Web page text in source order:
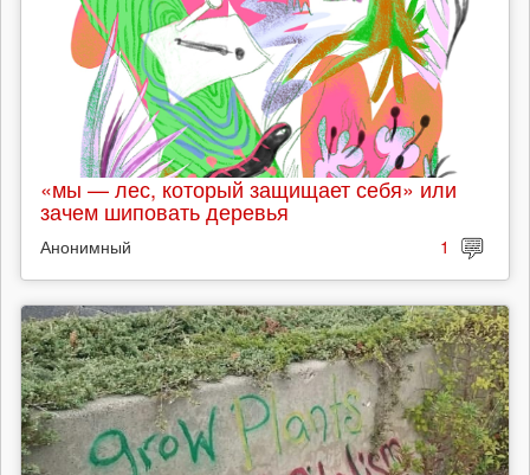
«мы — лес, который защищает себя» или
зачем шиповать деревья
Анонимный 1